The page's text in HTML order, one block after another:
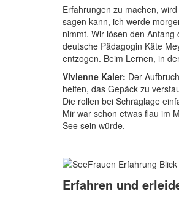
Erfahrungen zu machen,
sagen kann, ich werde
nimmt. Wir lösen den
deutsche Pädagogin Käte
entzogen. Beim Lernen, in
Vivienne Kaier: Der
helfen, das Gepäck zu
Die rollen bei Schräglage
Mir war schon etwas flau im
See sein würde.
Erfahren und